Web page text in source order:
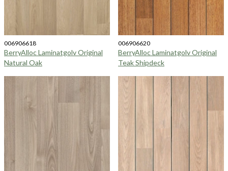
006906618
BerryAlloc Laminatgolv Original
Natural Oak
006906620
BerryAlloc Laminatgolv Original
Teak Shipdeck